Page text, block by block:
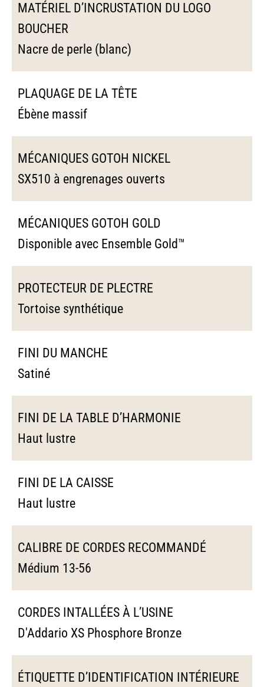
MATÉRIEL D’INCRUSTATION DU LOGO
BOUCHER
Nacre de perle (blanc)
PLAQUAGE DE LA TÊTE
Ébène massif
MÉCANIQUES GOTOH NICKEL
SX510 à engrenages ouverts
MÉCANIQUES GOTOH GOLD
Disponible avec Ensemble Gold™
PROTECTEUR DE PLECTRE
Tortoise synthétique
FINI DU MANCHE
Satiné
FINI DE LA TABLE D’HARMONIE
Haut lustre
FINI DE LA CAISSE
Haut lustre
CALIBRE DE CORDES RECOMMANDÉ
Médium 13-56
CORDES INTALLÉES À L’USINE
D'Addario XS Phosphore Bronze
ÉTIQUETTE D’IDENTIFICATION INTÉRIEURE